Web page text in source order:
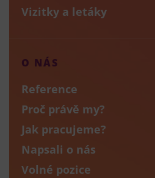
Vizitky a letáky
O NÁS
Reference
Proč právě my?
Jak pracujeme?
Napsali o nás
Volné pozice